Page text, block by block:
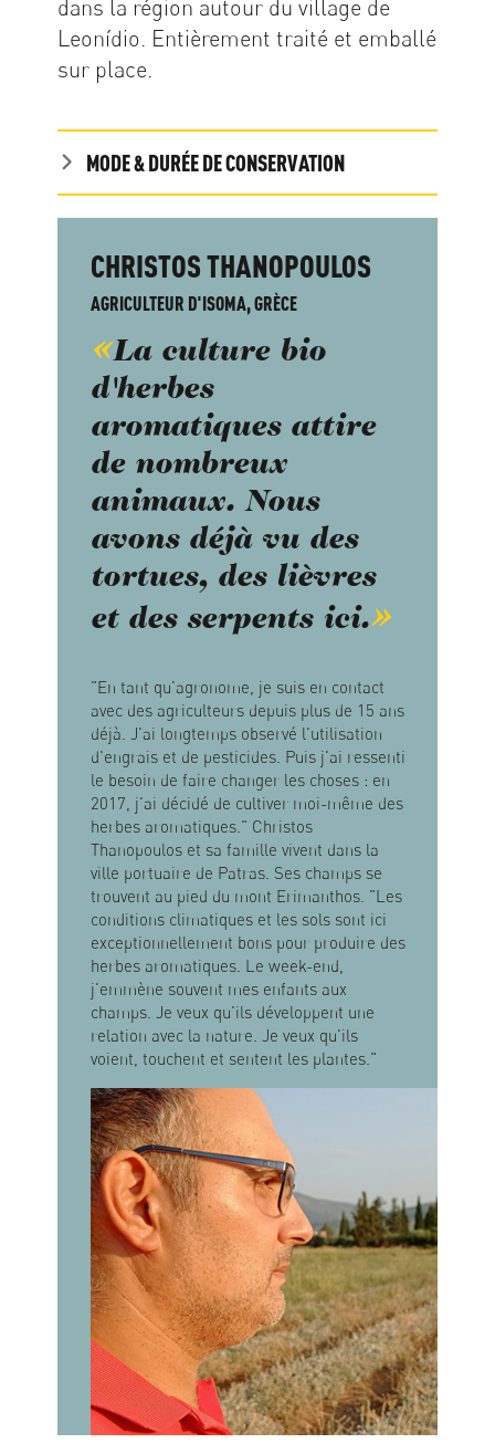
dans la région autour du village de
Leonídio. Entièrement traité et emballé
sur place.
MODE & DURÉE DE CONSERVATION
CHRISTOS THANOPOULOS
AGRICULTEUR D'ISOMA, GRÈCE
La culture bio
d'herbes
aromatiques attire
de nombreux
animaux. Nous
avons déjà vu des
tortues, des lièvres
et des serpents ici.
"En tant qu'agronome, je suis en contact
avec des agriculteurs depuis plus de 15 ans
déjà. J'ai longtemps observé l'utilisation
d'engrais et de pesticides. Puis j'ai ressenti
le besoin de faire changer les choses : en
2017, j'ai décidé de cultiver moi-même des
herbes aromatiques." Christos
Thanopoulos et sa famille vivent dans la
ville portuaire de Patras. Ses champs se
trouvent au pied du mont Erimanthos. "Les
conditions climatiques et les sols sont ici
exceptionnellement bons pour produire des
herbes aromatiques. Le week-end,
j'emmène souvent mes enfants aux
champs. Je veux qu'ils développent une
relation avec la nature. Je veux qu'ils
voient, touchent et sentent les plantes."